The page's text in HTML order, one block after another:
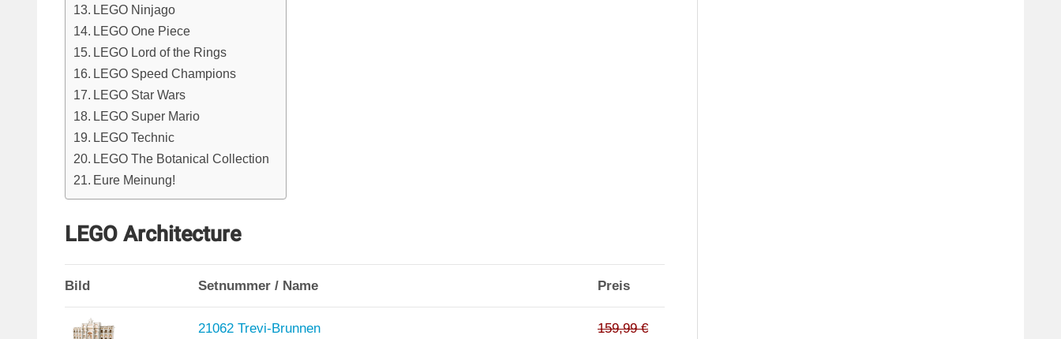
LEGO Ninjago
LEGO One Piece
LEGO Lord of the Rings
LEGO Speed Champions
LEGO Star Wars
LEGO Super Mario
LEGO Technic
LEGO The Botanical Collection
Eure Meinung!
LEGO Architecture
Bild Setnummer / Name Preis
21062 Trevi-Brunnen
159,99 €